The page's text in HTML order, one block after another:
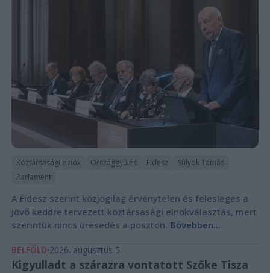
Köztársasági elnök Országgyűlés Fidesz
Sulyok Tamás
Parlament
A Fidesz szerint közjogilag érvénytelen és felesleges a
jövő keddre tervezett köztársasági elnökválasztás, mert
szerintük nincs üresedés a poszton. Bővebben...
BELFÖLD 2026. augusztus 5.
Kigyulladt a szárazra vontatott Szőke Tisza